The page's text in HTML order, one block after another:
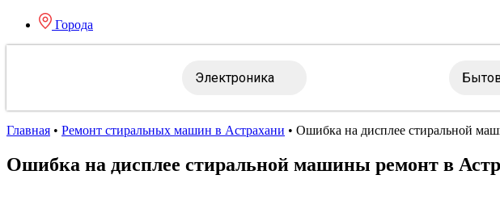
Города
Электроника
Главная • Ремонт стиральных машин в Астрахани • Ошибка на дисплее стиральной
Ошибка на дисплее стиральной машины ремонт в